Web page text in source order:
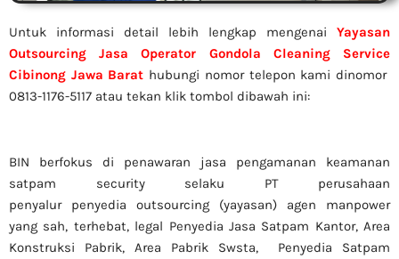
Untuk informasi detail lebih lengkap mengenai Yayasan
Outsourcing Jasa Operator Gondola Cleaning Service
Cibinong Jawa Barat hubungi nomor telepon kami dinomor
0813-1176-5117 atau tekan klik tombol dibawah ini:
BIN berfokus di penawaran jasa pengamanan keamanan
satpam security selaku PT perusahaan
penyalur penyedia outsourcing (yayasan) agen manpower
yang sah, terhebat, legal Penyedia Jasa Satpam Kantor, Area
Konstruksi Pabrik, Area Pabrik Swsta, Penyedia Satpam